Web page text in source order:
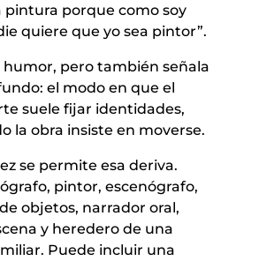
pintura porque como soy
quiere que yo sea pintor”.
humor, pero también señala
el modo en que el
suele fijar identidades,
la obra insiste en moverse.
se permite esa deriva.
pintor, escenógrafo,
objetos, narrador oral,
y heredero de una
Puede incluir una